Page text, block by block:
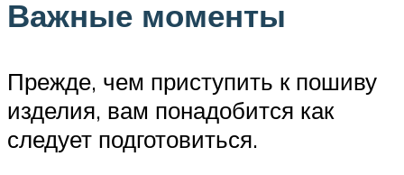
Важные моменты
Прежде, чем приступить к пошиву
изделия, вам понадобится как
следует подготовиться.